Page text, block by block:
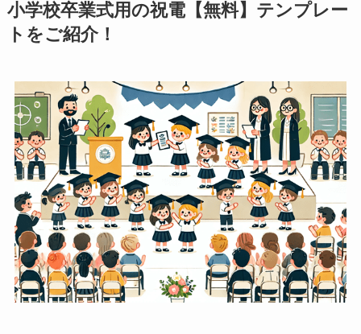
ことば
純金
弔電を選ぶ
ベーシック
プリザーブドフラワー
越前和紙
小学校卒業式用の祝電【無料】テンプレー
トをご紹介！